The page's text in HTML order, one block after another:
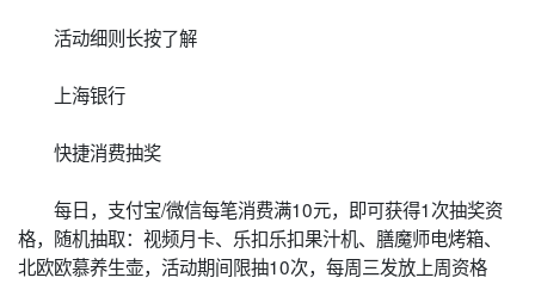
活动细则长按了解
上海银行
快捷消费抽奖
每日，支付宝/微信每笔消费满10元，即可获得1次抽奖资
格，随机抽取：视频月卡、乐扣乐扣果汁机、膳魔师电烤箱、
北欧欧慕养生壶，活动期间限抽10次，每周三发放上周资格